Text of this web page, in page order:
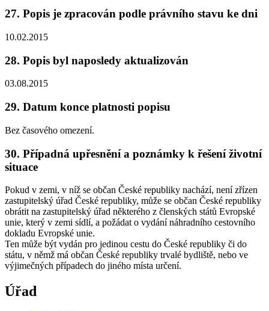
27. Popis je zpracován podle právního stavu ke dni
10.02.2015
28. Popis byl naposledy aktualizován
03.08.2015
29. Datum konce platnosti popisu
Bez časového omezení.
30. Případná upřesnění a poznámky k řešení životní
situace
Pokud v zemi, v níž se občan České republiky nachází, není zřízen
zastupitelský úřad České republiky, může se občan České republiky
obrátit na zastupitelský úřad některého z členských států Evropské
unie, který v zemi sídlí, a požádat o vydání náhradního cestovního
dokladu Evropské unie.
Ten může být vydán pro jedinou cestu do České republiky či do
státu, v němž má občan České republiky trvalé bydliště, nebo ve
výjimečných případech do jiného místa určení.
Úřad